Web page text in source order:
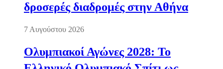
δροσερές διαδρομές στην Αθήνα
7 Αυγούστου 2026
Ολυμπιακοί Αγώνες 2028: Το